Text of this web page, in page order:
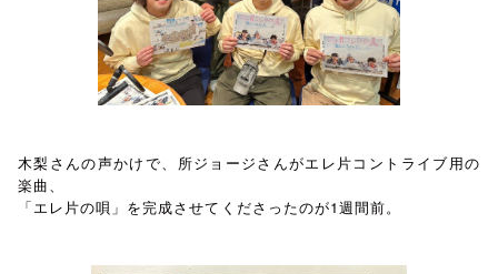
木梨さんの声かけで、所ジョージさんがエレ片コントライブ用の
楽曲、
「エレ片の唄」を完成させてくださったのが1週間前。